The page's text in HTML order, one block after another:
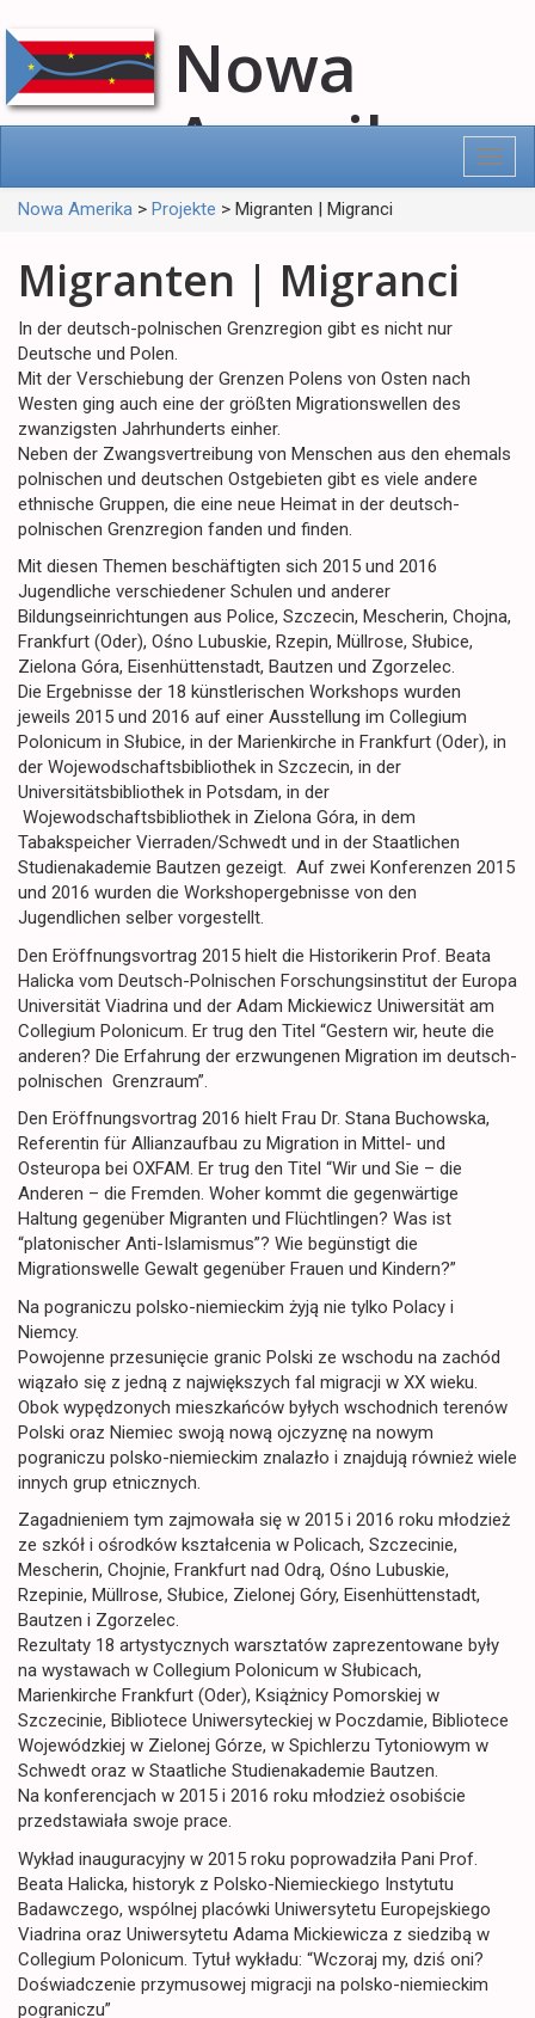
Nowa
Amerika
Nowa Amerika > Projekte > Migranten | Migranci
Migranten | Migranci
In der deutsch-polnischen Grenzregion gibt es nicht nur
Deutsche und Polen.
Mit der Verschiebung der Grenzen Polens von Osten nach
Westen ging auch eine der größten Migrationswellen des
zwanzigsten Jahrhunderts einher.
Neben der Zwangsvertreibung von Menschen aus den ehemals
polnischen und deutschen Ostgebieten gibt es viele andere
ethnische Gruppen, die eine neue Heimat in der deutsch-
polnischen Grenzregion fanden und finden.
Mit diesen Themen beschäftigten sich 2015 und 2016
Jugendliche verschiedener Schulen und anderer
Bildungseinrichtungen aus Police, Szczecin, Mescherin, Chojna,
Frankfurt (Oder), Ośno Lubuskie, Rzepin, Müllrose, Słubice,
Zielona Góra, Eisenhüttenstadt, Bautzen und Zgorzelec.
Die Ergebnisse der 18 künstlerischen Workshops wurden
jeweils 2015 und 2016 auf einer Ausstellung im Collegium
Polonicum in Słubice, in der Marienkirche in Frankfurt (Oder), in
der Wojewodschaftsbibliothek in Szczecin, in der
Universitätsbibliothek in Potsdam, in der
Wojewodschaftsbibliothek in Zielona Góra, in dem
Tabakspeicher Vierraden/Schwedt und in der Staatlichen
Studienakademie Bautzen gezeigt. Auf zwei Konferenzen 2015
und 2016 wurden die Workshopergebnisse von den
Jugendlichen selber vorgestellt.
Den Eröffnungsvortrag 2015 hielt die Historikerin Prof. Beata
Halicka vom Deutsch-Polnischen Forschungsinstitut der Europa
Universität Viadrina und der Adam Mickiewicz Uniwersität am
Collegium Polonicum. Er trug den Titel “Gestern wir, heute die
anderen? Die Erfahrung der erzwungenen Migration im deutsch-
polnischen Grenzraum”.
Den Eröffnungsvortrag 2016 hielt Frau Dr. Stana Buchowska,
Referentin für Allianzaufbau zu Migration in Mittel- und
Osteuropa bei OXFAM. Er trug den Titel “Wir und Sie – die
Anderen – die Fremden. Woher kommt die gegenwärtige
Haltung gegenüber Migranten und Flüchtlingen? Was ist
“platonischer Anti-Islamismus”? Wie begünstigt die
Migrationswelle Gewalt gegenüber Frauen und Kindern?”
Na pograniczu polsko-niemieckim żyją nie tylko Polacy i
Niemcy.
Powojenne przesunięcie granic Polski ze wschodu na zachód
wiązało się z jedną z największych fal migracji w XX wieku.
Obok wypędzonych mieszkańców byłych wschodnich terenów
Polski oraz Niemiec swoją nową ojczyznę na nowym
pograniczu polsko-niemieckim znalazło i znajdują również wiele
innych grup etnicznych.
Zagadnieniem tym zajmowała się w 2015 i 2016 roku młodzież
ze szkół i ośrodków kształcenia w Policach, Szczecinie,
Mescherin, Chojnie, Frankfurt nad Odrą, Ośno Lubuskie,
Rzepinie, Müllrose, Słubice, Zielonej Góry, Eisenhüttenstadt,
Bautzen i Zgorzelec.
Rezultaty 18 artystycznych warsztatów zaprezentowane były
na wystawach w Collegium Polonicum w Słubicach,
Marienkirche Frankfurt (Oder), Książnicy Pomorskiej w
Szczecinie, Bibliotece Uniwersyteckiej w Poczdamie, Bibliotece
Wojewódzkiej w Zielonej Górze, w Spichlerzu Tytoniowym w
Schwedt oraz w Staatliche Studienakademie Bautzen.
Na konferencjach w 2015 i 2016 roku młodzież osobiście
przedstawiała swoje prace.
Wykład inauguracyjny w 2015 roku poprowadziła Pani Prof.
Beata Halicka, historyk z Polsko-Niemieckiego Instytutu
Badawczego, wspólnej placówki Uniwersytetu Europejskiego
Viadrina oraz Uniwersytetu Adama Mickiewicza z siedzibą w
Collegium Polonicum. Tytuł wykładu: “Wczoraj my, dziś oni?
Doświadczenie przymusowej migracji na polsko-niemieckim
pograniczu”